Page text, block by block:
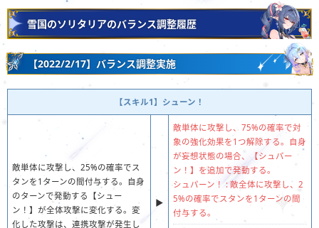
雪国のソリタリアのバランス調整履歴
【2022/2/17】バランス調整実施
【スキル1】シューン！
敵単体に攻撃し、25%の確率でス
タンを1ターンの間付与する。自身
のターンで発動する【シュー
ン！】が全体攻撃に変化する。変
化した攻撃は、連携攻撃が発生し
▶︎
敵単体に攻撃し、75%の確率で対
象の強化効果を1つ解除する。自身
が妄想状態の場合、【シュパー
ン！】を追加で発動する。
シュパーン！ : 敵全体に攻撃し、2
5%の確率でスタンを1ターンの間
付与する。